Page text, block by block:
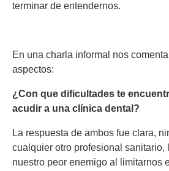
terminar de entendernos.
En una charla informal nos
aspectos:
¿Con que dificultades te
acudir a una clínica dental?
La respuesta de ambos fue clara,
cualquier otro profesional sanitario,
nuestro peor enemigo al limitarnos